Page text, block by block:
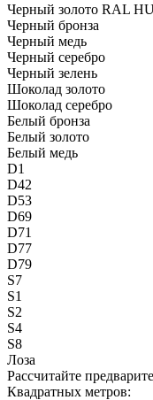
Черный золото RAL
Черный бронза
Черный медь
Черный серебро
Черный зелень
Шоколад золото
Шоколад серебро
Белый бронза
Белый золото
Белый медь
D1
D42
D53
D69
D71
D77
D79
S7
S1
S2
S4
S8
Лоза
Рассчитайте
Квадратных метров: